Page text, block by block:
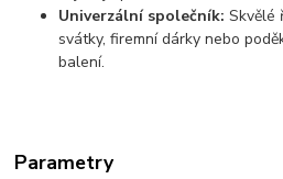
Univerzální společník: Skvělé
svátky, firemní dárky nebo
balení.
Parametry